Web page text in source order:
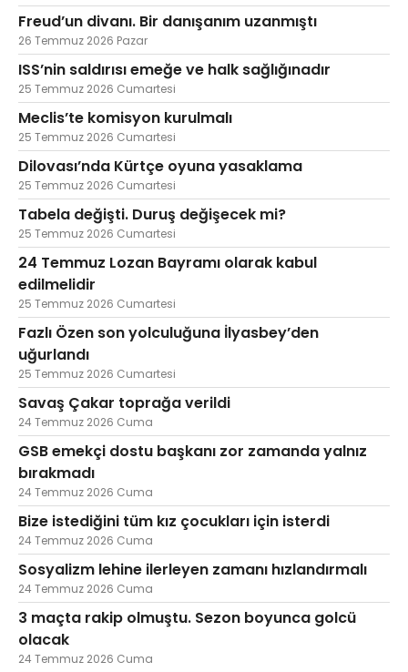
Freud’un divanı. Bir danışanım uzanmıştı
26 Temmuz 2026 Pazar
ISS’nin saldırısı emeğe ve halk sağlığınadır
25 Temmuz 2026 Cumartesi
Meclis’te komisyon kurulmalı
25 Temmuz 2026 Cumartesi
Dilovası’nda Kürtçe oyuna yasaklama
25 Temmuz 2026 Cumartesi
Tabela değişti. Duruş değişecek mi?
25 Temmuz 2026 Cumartesi
24 Temmuz Lozan Bayramı olarak kabul
edilmelidir
25 Temmuz 2026 Cumartesi
Fazlı Özen son yolculuğuna İlyasbey’den
uğurlandı
25 Temmuz 2026 Cumartesi
Savaş Çakar toprağa verildi
24 Temmuz 2026 Cuma
GSB emekçi dostu başkanı zor zamanda yalnız
bırakmadı
24 Temmuz 2026 Cuma
Bize istediğini tüm kız çocukları için isterdi
24 Temmuz 2026 Cuma
Sosyalizm lehine ilerleyen zamanı hızlandırmalı
24 Temmuz 2026 Cuma
3 maçta rakip olmuştu. Sezon boyunca golcü
olacak
24 Temmuz 2026 Cuma